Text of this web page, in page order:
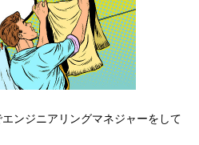
ンジニアリングマネジャーをして